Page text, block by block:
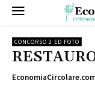
CONCORSO 2 ED FOTO